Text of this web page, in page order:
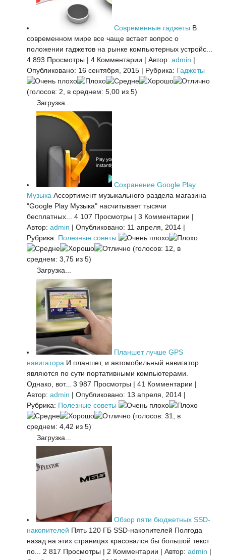
Современные гаджеты В
современном мире все чаще встает вопрос о
положении гаджетов на рынке компьютерных устройс...
4 893 Просмотры | 4 Комментарии | Автор: admin |
Опубликовано: 16 сентября, 2015 | Рубрика: Гаджеты
(голосов: 2, в среднем: 5,00 из 5)
Загрузка...
Сохранение Google Play
Музыка Ассортимент музыкального раздела магазина
"Google Play Музыка" насчитывает тысячи
бесплатных...
4 107 Просмотры | 3 Комментарии |
Автор: admin | Опубликовано: 11 апреля, 2014 |
Рубрика: Полезные советы
(голосов: 12, в
среднем: 3,75 из 5)
Загрузка...
Планшет лучше GPS
навигатора И планшет, и автомобильный навигатор
являются по сути портативными компьютерами.
Однако, вот...
3 987 Просмотры | 41 Комментарии |
Автор: admin | Опубликовано: 13 апреля, 2014 |
Рубрика: Полезные советы
(голосов: 31, в
среднем: 4,42 из 5)
Загрузка...
Обзор пяти бюджетных SSD-
накопителей Пять 120 ГБ SSD-накопителей Полгода
назад на этих страницах красовался бы большой текст
по...
2 817 Просмотры | 2 Комментарии | Автор: admin |